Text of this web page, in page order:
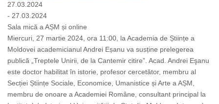
27.03.2024
- 27.03.2024
Sala mică a AȘM și online
Miercuri, 27 martie 2024, ora 11:00, la Academia de Științe a
Moldovei academicianul Andrei Eșanu va susține prelegerea
publică „Treptele Unirii, de la Cantemir citire”. Acad. Andrei Eşanu
este doctor habilitat în istorie, profesor cercetător, membru al
Secției Științe Sociale, Economice, Umanistice și Arte a AȘM,
membru de onoare a Academiei Române, consultant principal la